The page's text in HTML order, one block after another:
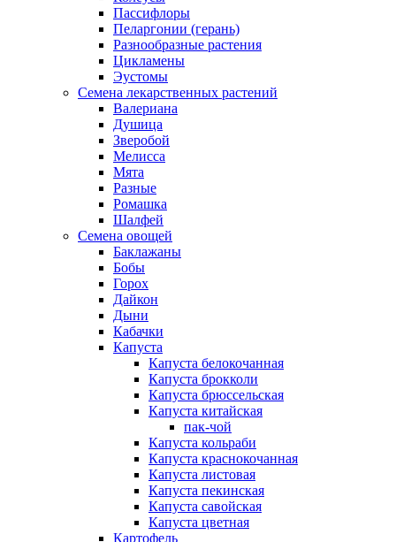
Пассифлоры
Пеларгонии (герань)
Разнообразные растения
Цикламены
Эустомы
Семена лекарственных растений
Валериана
Душица
Зверобой
Мелисса
Мята
Разные
Ромашка
Шалфей
Семена овощей
Баклажаны
Бобы
Горох
Дайкон
Дыни
Кабачки
Капуста
Капуста белокочанная
Капуста брокколи
Капуста брюссельская
Капуста китайская
пак-чой
Капуста кольраби
Капуста краснокочанная
Капуста листовая
Капуста пекинская
Капуста савойская
Капуста цветная
Картофель